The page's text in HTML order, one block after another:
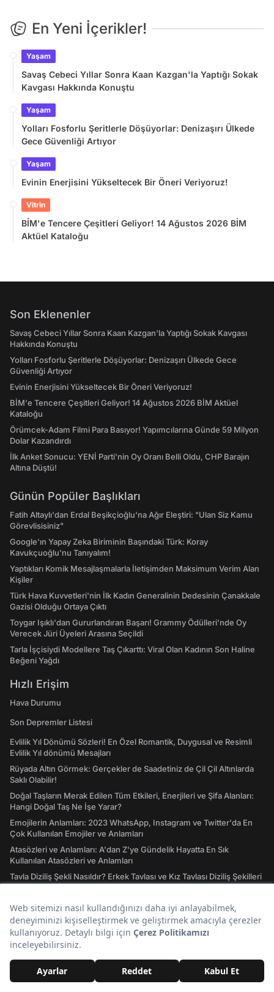
En Yeni İçerikler!
Yaşam
Savaş Cebeci Yıllar Sonra Kaan Kazgan'la Yaptığı Sokak
Kavgası Hakkında Konuştu
Yaşam
Yolları Fosforlu Şeritlerle Döşüyorlar: Denizaşırı Ülkede
Gece Güvenliği Artıyor
Yaşam
Evinin Enerjisini Yükseltecek Bir Öneri Veriyoruz!
Vitrin
BİM'e Tencere Çeşitleri Geliyor! 14 Ağustos 2026 BİM
Aktüel Kataloğu
Son Eklenenler
Savaş Cebeci Yıllar Sonra Kaan Kazgan'la Yaptığı Sokak Kavgası
Hakkında Konuştu
Yolları Fosforlu Şeritlerle Döşüyorlar: Denizaşırı Ülkede Gece
Güvenliği Artıyor
Evinin Enerjisini Yükseltecek Bir Öneri Veriyoruz!
BİM'e Tencere Çeşitleri Geliyor! 14 Ağustos 2026 BİM Aktüel
Kataloğu
Örümcek-Adam Filmi Para Basıyor! Yapımcılarına Günde 59 Milyon
Dolar Kazandırdı
İlk Anket Sonucu: YENİ Parti'nin Oy Oranı Belli Oldu, CHP Barajın
Altına Düştü!
Günün Popüler Başlıkları
Fatih Altaylı'dan Erdal Beşikçioğlu'na Ağır Eleştiri: "Ulan Siz Kamu
Görevlisisiniz"
Google'ın Yapay Zeka Biriminin Başındaki Türk: Koray
Kavukçuoğlu'nu Tanıyalım!
Yaptıkları Komik Mesajlaşmalarla İletişimden Maksimum Verim Alan
Kişiler
Türk Hava Kuvvetleri'nin İlk Kadın Generalinin Dedesinin Çanakkale
Gazisi Olduğu Ortaya Çıktı
Toygar Işıklı'dan Gururlandıran Başarı! Grammy Ödülleri'nde Oy
Verecek Jüri Üyeleri Arasına Seçildi
Tarla İşçisiydi Modellere Taş Çıkarttı: Viral Olan Kadının Son Haline
Beğeni Yağdı
Hızlı Erişim
Hava Durumu
Son Depremler Listesi
Evlilik Yıl Dönümü Sözleri! En Özel Romantik, Duygusal ve Resimli
Evlilik Yıl dönümü Mesajları
Rüyada Altın Görmek: Gerçekler de Saadetiniz de Çil Çil Altınlarda
Saklı Olabilir!
Doğal Taşların Merak Edilen Tüm Etkileri, Enerjileri ve Şifa Alanları:
Hangi Doğal Taş Ne İşe Yarar?
Emojilerin Anlamları: 2023 WhatsApp, Instagram ve Twitter'da En
Çok Kullanılan Emojiler ve Anlamları
Atasözleri ve Anlamları: A'dan Z'ye Gündelik Hayatta En Sık
Kullanılan Atasözleri ve Anlamları
Tavla Diziliş Şekli Nasıldır? Erkek Tavlası ve Kız Tavlası Diziliş Şekilleri
Tarot Kartları ve Anlamları Nelerdir? Majör ve Minör Arkana Desteleri
İle Tılsımlı Bir Dünyaya Giriş
Burç Uyumu Hesaplama Nedir? Burç Uyumu, Aşk Uyumu Nasıl
Hesaplanır?
İdeal Kilo Nedir? İdeal Kilo Hesaplama Nasıl Yapılır?
Ders Çalışırken Dinlenecek Müzikler Nelerdir? Müziksiz